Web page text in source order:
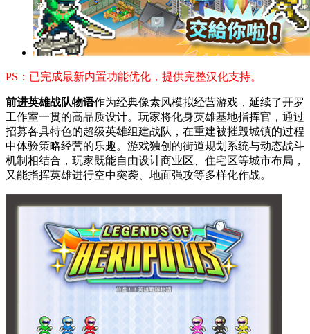
PS：已完成最新内置功能优化，提供完整汉化支持。
前进英雄战队物语作为经典像素风模拟经营游戏，延续了开罗
工作室一贯的高品质设计。玩家将化身英雄基地指挥官，通过
招募各具特色的超级英雄组建战队，在重建被摧毁城镇的过程
中体验策略经营的乐趣。游戏独创的街道规划系统与动态战斗
机制相结合，玩家既能自由设计商业区、住宅区等城市布局，
又能指挥英雄进行空中突袭、地面强攻等多样化作战。